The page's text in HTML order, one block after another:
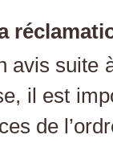
avis suite
il est
de